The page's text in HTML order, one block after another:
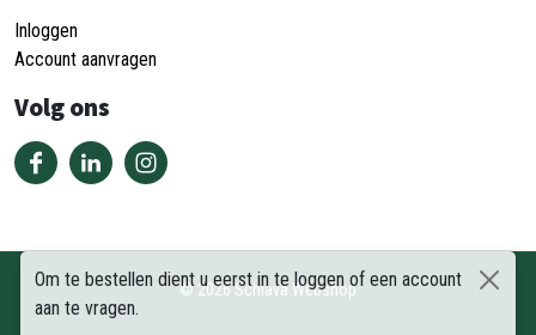
Om te bestellen dient u eerst in te loggen of een account
aan te vragen.
Inloggen
Account aanvragen
Volg ons
©2026Schiava Webshop